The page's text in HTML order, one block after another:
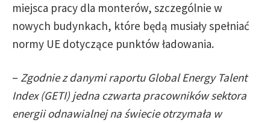
miejsca pracy dla monterów, szczególnie w
nowych budynkach, które będą musiały spełniać
normy UE dotyczące punktów ładowania.
– Zgodnie z danymi raportu Global Energy Talent
Index (GETI) jedna czwarta pracowników sektora
energii odnawialnej na świecie otrzymała w